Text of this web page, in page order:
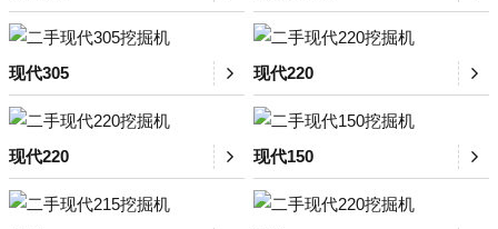
现代305 现代220
现代220 现代150